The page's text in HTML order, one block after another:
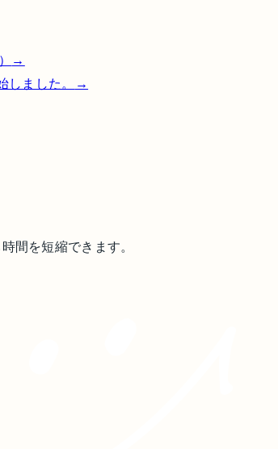
→
ました。 →
間を短縮できます。